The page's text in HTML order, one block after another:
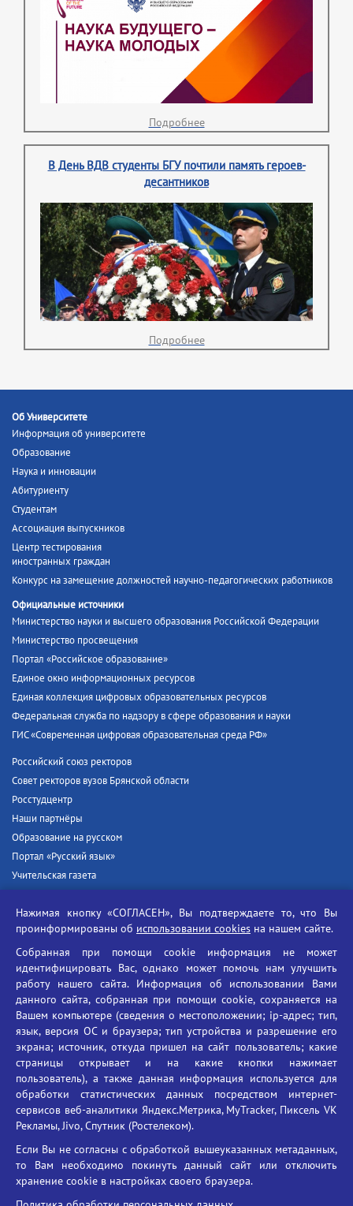
Подробнее
В День ВДВ студенты БГУ почтили память героев-
десантников
Подробнее
Об Университете
Информация об университете
Образование
Наука и инновации
Абитуриенту
Студентам
Ассоциация выпускников
Центр тестирования
иностранных граждан
Конкурс на замещение должностей научно-педагогических работников
Официальные источники
Министерство науки и высшего образования Российской Федерации
Министерство просвещения
Портал «Российское образование»
Единое окно информационных ресурсов
Единая коллекция цифровых образовательных ресурсов
Федеральная служба по надзору в сфере образования и науки
ГИС «Современная цифровая образовательная среда РФ»
Российский союз ректоров
Совет ректоров вузов Брянской области
Росстудцентр
Наши партнёры
Образование на русском
Портал «Русский язык»
Учительская газета
Единый портал государственных услуг
Противодействие угрозам информационной безопасности
Социальные ролики - Генеральная прокуратура РФ
Противодействие коррупции
БГУ против наркотиков
Брянский государственный университет
имени академика И.Г. Петровского
Время работы: пн-пт 09:00-18:00
E-mail: bryanskgu@mail.ru
Телефон: +7(4832)58-90-85
Нажимая кнопку «СОГЛАСЕН», Вы подтверждаете то, что Вы
проинформированы об использовании cookies на нашем сайте.
Собранная при помощи cookie информация не может
идентифицировать Вас, однако может помочь нам улучшить
работу нашего сайта. Информация об использовании Вами
данного сайта, собранная при помощи cookie, сохраняется на
Вашем компьютере (сведения о местоположении; ip-адрес; тип,
язык, версия ОС и браузера; тип устройства и разрешение его
экрана; источник, откуда пришел на сайт пользователь; какие
страницы открывает и на какие кнопки нажимает
пользователь), а также данная информация используется для
обработки статистических данных посредством интернет-
сервисов веб-аналитики Яндекс.Метрика, MyTracker, Пиксель VK
Рекламы, Jivo, Спутник (Ростелеком).
Если Вы не согласны с обработкой вышеуказанных метаданных,
то Вам необходимо покинуть данный сайт или отключить
хранение cookie в настройках своего браузера.